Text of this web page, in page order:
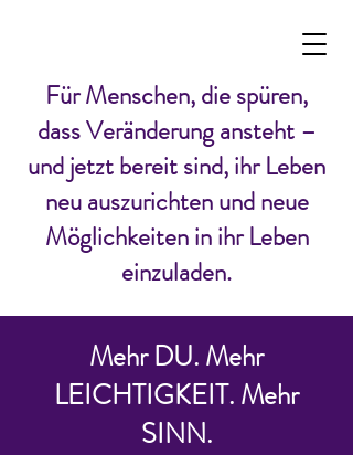
Für Menschen, die spüren,
dass Veränderung ansteht –
und jetzt bereit sind, ihr Leben
neu auszurichten und neue
Möglichkeiten in ihr Leben
einzuladen.
Mehr DU. Mehr
LEICHTIGKEIT. Mehr
SINN.